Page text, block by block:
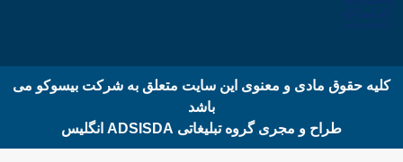
کلیه حقوق مادی و معنوی این سایت متعلق به شرکت بیسوکو می
باشد
طراح و مجری گروه تبلیغاتی ADSISDA انگلیس